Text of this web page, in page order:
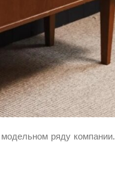
ряду компании.